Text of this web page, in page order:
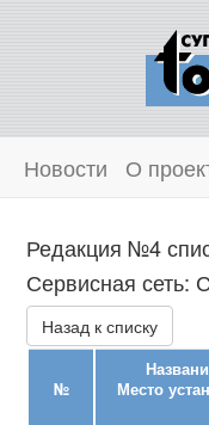
Новости О
Редакция №4
Сервисная сеть:
Назад к списку
№
Место